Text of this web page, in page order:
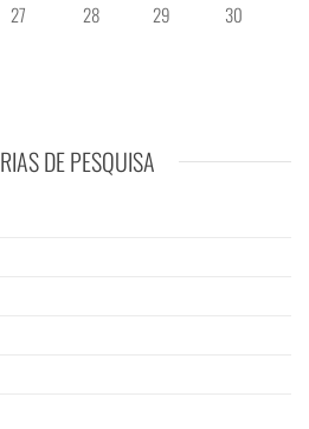
27 28 29
30
DE PESQUISA